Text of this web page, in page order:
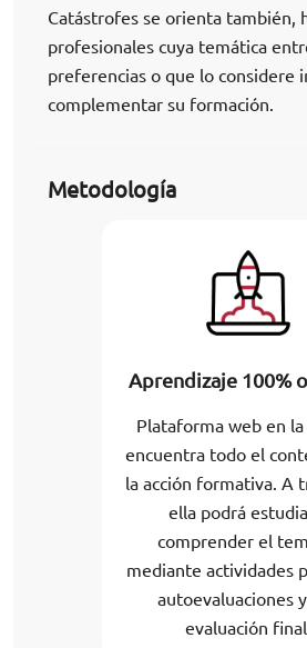
Catástrofes se orienta también,
profesionales cuya temática
preferencias o que lo considere
complementar su formación.
Metodología
Aprendizaje 100%
Plataforma web en la
encuentra todo el
la acción formativa. A
ella podrá
comprender el
mediante actividades
autoevaluaciones
evaluación final.